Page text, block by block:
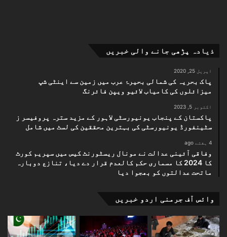
ذیادہ پڑھی جانے والی خبریں
اپریل 25, 2020
پاک بحریہ کی شمالی بحیرۂ عرب میں زمین سے اینٹی شپ
میزائلوں کی کامیاب لائیو ویپن فائرنگ
اکتوبر 5, 2023
پاکستان کے پنجاب یونیورسٹی لاہور کے مزید سترہ پروفیسر ز
سٹینفورڈ یونیورسٹی کی بہترین محققین کی لسٹ میں شامل
4 ہفتے ago
وفاقی آئینی عدالت نے مونال ریسٹورنٹ کیس میں سپریم کورٹ
کا 2024 کا مسماری حکم کالعدم قرار دے دیا، تنازع دوبارہ
ماتحت عدالتوں کو بھجوا دیا
وائس آف جرمنی اردو خبریں